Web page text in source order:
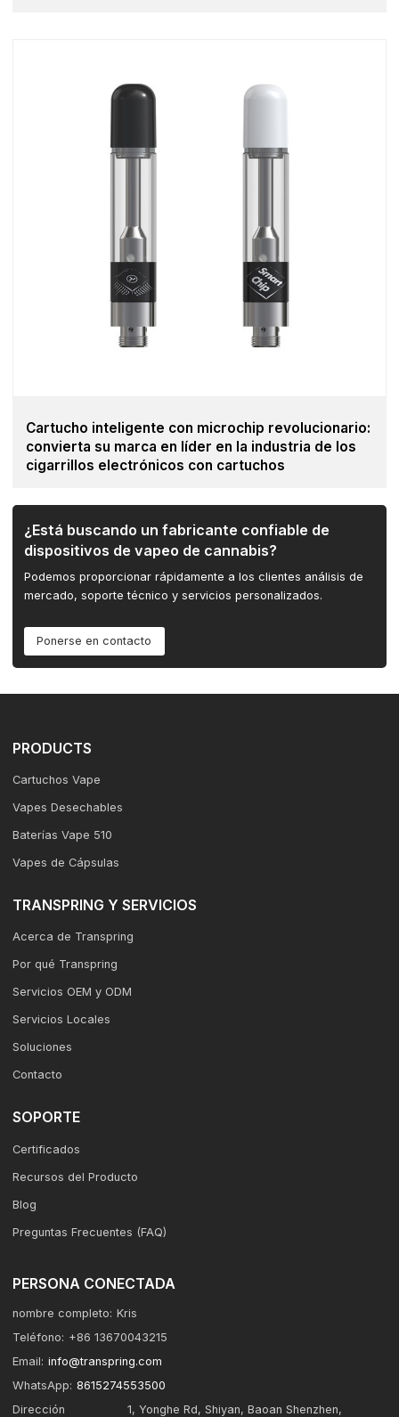
Cartucho inteligente con microchip revolucionario:
convierta su marca en líder en la industria de los
cigarrillos electrónicos con cartuchos
¿Está buscando un fabricante confiable de
dispositivos de vapeo de cannabis?
Podemos proporcionar rápidamente a los clientes análisis de
mercado, soporte técnico y servicios personalizados.
Ponerse en contacto
PRODUCTS
Cartuchos Vape
Vapes Desechables
Baterías Vape 510
Vapes de Cápsulas
TRANSPRING Y SERVICIOS
Acerca de Transpring
Por qué Transpring
Servicios OEM y ODM
Servicios Locales
Soluciones
Contacto
SOPORTE
Certificados
Recursos del Producto
Blog
Preguntas Frecuentes (FAQ)
PERSONA CONECTADA
nombre completo: Kris
Teléfono: +86 13670043215
Email: info@transpring.com
WhatsApp: 8615274553500
Dirección
1, Yonghe Rd, Shiyan, Baoan Shenzhen,